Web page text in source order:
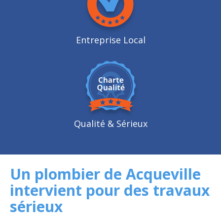
Entreprise Local
Qualité & Sérieux
Un plombier de Acqueville
intervient pour des travaux
sérieux